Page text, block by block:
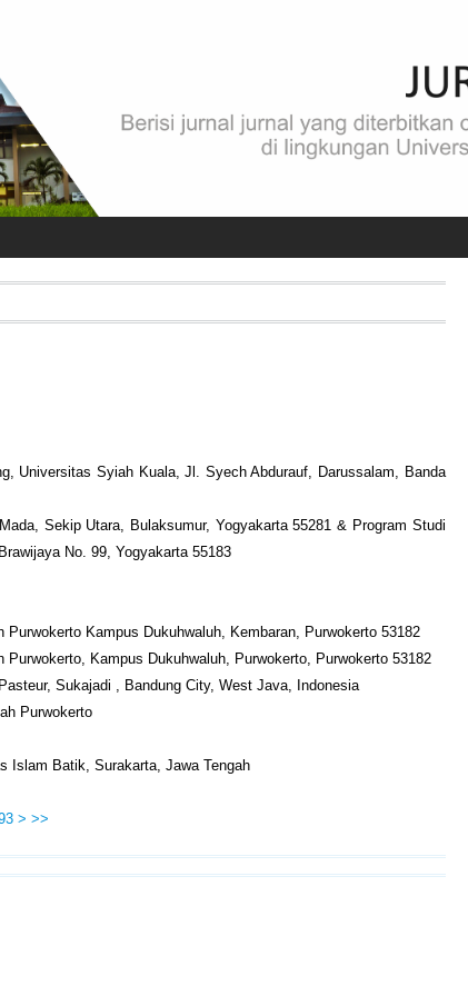
Universitas Syiah Kuala, Jl. Syech Abdurauf, Darussalam, Banda
Sekip Utara, Bulaksumur, Yogyakarta 55281 & Program Studi
No. 99, Yogyakarta 55183
Kampus Dukuhwaluh, Kembaran, Purwokerto 53182
Kampus Dukuhwaluh, Purwokerto, Purwokerto 53182
Sukajadi , Bandung City, West Java, Indonesia
Purwokerto
Islam Batik, Surakarta, Jawa Tengah
> >>